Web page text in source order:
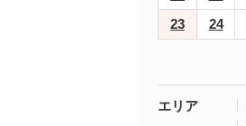
23
24
エリア